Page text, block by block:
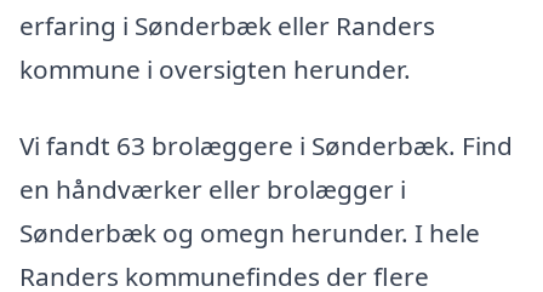
erfaring i Sønderbæk eller Randers
kommune i oversigten herunder.
Vi fandt 63 brolæggere i Sønderbæk. Find
en håndværker eller brolægger i
Sønderbæk og omegn herunder. I hele
Randers kommunefindes der flere